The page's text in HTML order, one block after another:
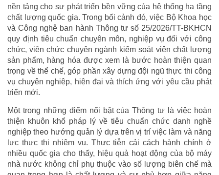
nền tảng cho sự phát triển bền vững của hệ thống hạ tầng
chất lượng quốc gia. Trong bối cảnh đó, việc Bộ Khoa học
và Công nghệ ban hành Thông tư số 25/2026/TT-BKHCN
quy định tiêu chuẩn chuyên môn, nghiệp vụ đối với công
chức, viên chức chuyên ngành kiểm soát viên chất lượng
sản phẩm, hàng hóa được xem là bước hoàn thiện quan
trọng về thể chế, góp phần xây dựng đội ngũ thực thi công
vụ chuyên nghiệp, hiện đại và thích ứng với yêu cầu phát
triển mới.
Một trong những điểm nổi bật của Thông tư là việc hoàn
thiện khuôn khổ pháp lý về tiêu chuẩn chức danh nghề
nghiệp theo hướng quản lý dựa trên vị trí việc làm và năng
lực thực thi nhiệm vụ. Thực tiễn cải cách hành chính ở
nhiều quốc gia cho thấy, hiệu quả hoạt động của bộ máy
nhà nước không chỉ phụ thuộc vào số lượng biên chế mà